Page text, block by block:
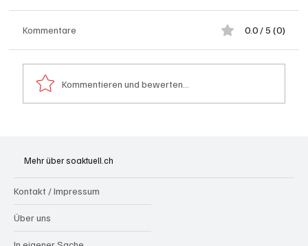
Kommentare 0.0 / 5 (0)
Kommentieren und bewerten...
Mehr über soaktuell.ch
Kontakt / Impressum
Über uns